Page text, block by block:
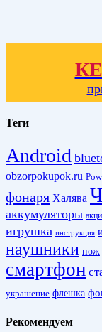
Теги
Android
obzorpokupok.ru
фонаря Халява
аккумуляторы
игрушка инструкция
наушники нож
смартфон
украшение флешка
Рекомендуем